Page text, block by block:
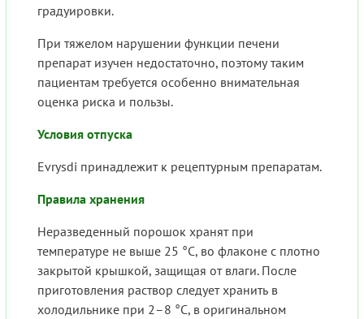
градуировки.
При тяжелом нарушении функции печени
препарат изучен недостаточно, поэтому таким
пациентам требуется особенно внимательная
оценка риска и пользы.
Условия отпуска
Evrysdi принадлежит к рецептурным препаратам.
Правила хранения
Неразведенный порошок хранят при
температуре не выше 25 °C, во флаконе с плотно
закрытой крышкой, защищая от влаги. После
приготовления раствор следует хранить в
холодильнике при 2–8 °C, в оригинальном